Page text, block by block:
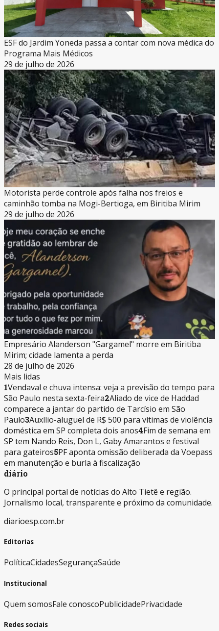
ESF do Jardim Yoneda passa a contar com nova médica do
Programa Mais Médicos
29 de julho de 2026
Motorista perde controle após falha nos freios e
caminhão tomba na Mogi-Bertioga, em Biritiba Mirim
29 de julho de 2026
Empresário Alanderson "Gargamel" morre em Biritiba
Mirim; cidade lamenta a perda
28 de julho de 2026
Mais lidas
1Vendaval e chuva intensa: veja a previsão do tempo para
São Paulo nesta sexta-feira2Aliado de vice de Haddad
comparece a jantar do partido de Tarcísio em São
Paulo3Auxílio-aluguel de R$ 500 para vítimas de violência
doméstica em SP completa dois anos4Fim de semana em
SP tem Nando Reis, Don L, Gaby Amarantos e festival
para gateiros5PF aponta omissão deliberada da Voepass
em manutenção e burla à fiscalização
diário
O principal portal de notícias do Alto Tietê e região.
Jornalismo local, transparente e próximo da comunidade.
diarioesp.com.br
Editorias
PolíticaCidadesSegurançaSaúde
Institucional
Quem somosFale conoscoPublicidadePrivacidade
Redes sociais